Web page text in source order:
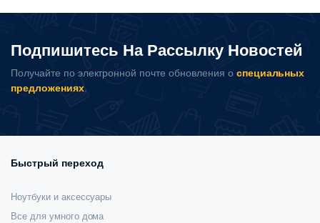
можно
на
товара.
Strarter
(11000
mAh)
количество
Подпишитесь На Рассылку Новостей
Получайте по электронной почте обновления о специальных
предложениях.
Быстрый переход
Ноутбуки и аксессуары
Все для умного дома